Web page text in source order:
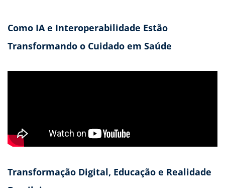
Como IA e Interoperabilidade Estão
Transformando o Cuidado em Saúde
Transformação Digital, Educação e Realidade